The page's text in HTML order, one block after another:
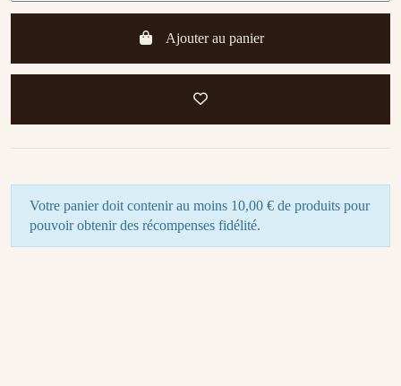
Ajouter au panier
Votre panier doit contenir au moins 10,00 € de produits pour
pouvoir obtenir des récompenses fidélité.